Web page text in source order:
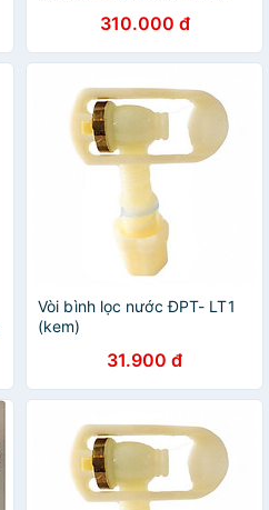
310.000 đ
Vòi bình lọc nước ĐPT- LT1
(kem)
31.900 đ